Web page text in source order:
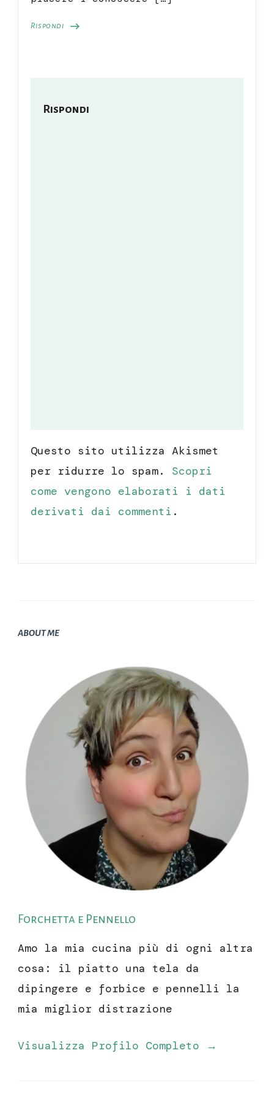
Rispondi
Rispondi
Questo sito utilizza Akismet
per ridurre lo spam. Scopri
come vengono elaborati i dati
derivati dai commenti .
ABOUT ME
Forchetta e Pennello
Amo la mia cucina più di ogni altra
cosa: il piatto una tela da
dipingere e forbice e pennelli la
mia miglior distrazione
Visualizza Profilo Completo →